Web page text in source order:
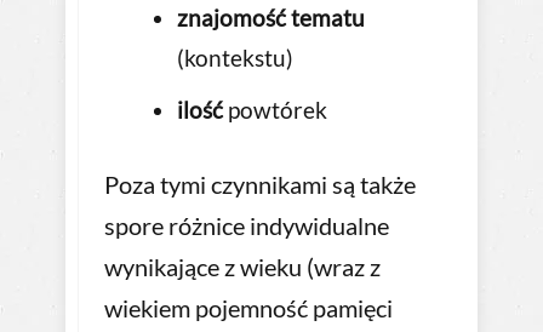
znajomość tematu
(kontekstu)
ilośćpowtórek
Poza tymi czynnikami są także
spore różnice indywidualne
wynikające z wieku (wraz z
wiekiem pojemność pamięci